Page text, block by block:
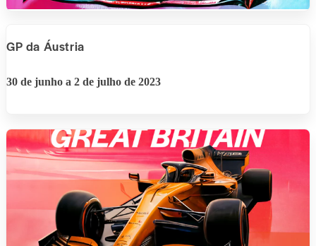
GP da Áustria
30 de junho a 2 de julho de 2023